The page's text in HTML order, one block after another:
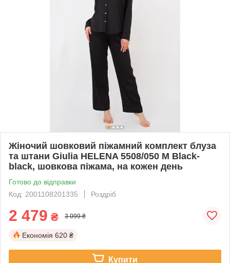
Жіночий шовковий піжамний комплект блуза
та штани Giulia HELENA 5508/050 M Black-
black, шовкова піжама, на кожен день
Готово до відправки
Код: 2001108201335
Роздріб
2 479 ₴ 3 099 ₴
Економія 620 ₴
Купити